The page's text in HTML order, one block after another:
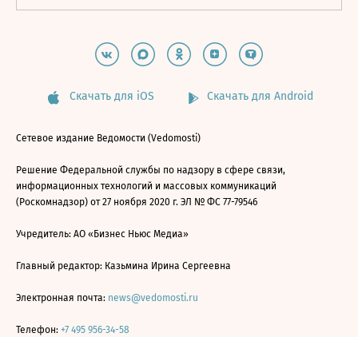
Скачать для iOS Скачать для Android
Сетевое издание Ведомости (Vedomosti)
Решение Федеральной службы по надзору в сфере связи,
информационных технологий и массовых коммуникаций
(Роскомнадзор) от 27 ноября 2020 г. ЭЛ № ФС 77-79546
Учредитель: АО «Бизнес Ньюс Медиа»
Главный редактор: Казьмина Ирина Сергеевна
Электронная почта: news@vedomosti.ru
Телефон: +7 495 956-34-58